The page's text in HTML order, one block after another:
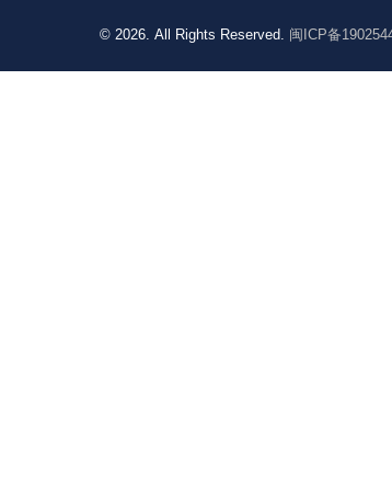
© 2026. All Rights Reserved. 闽ICP备